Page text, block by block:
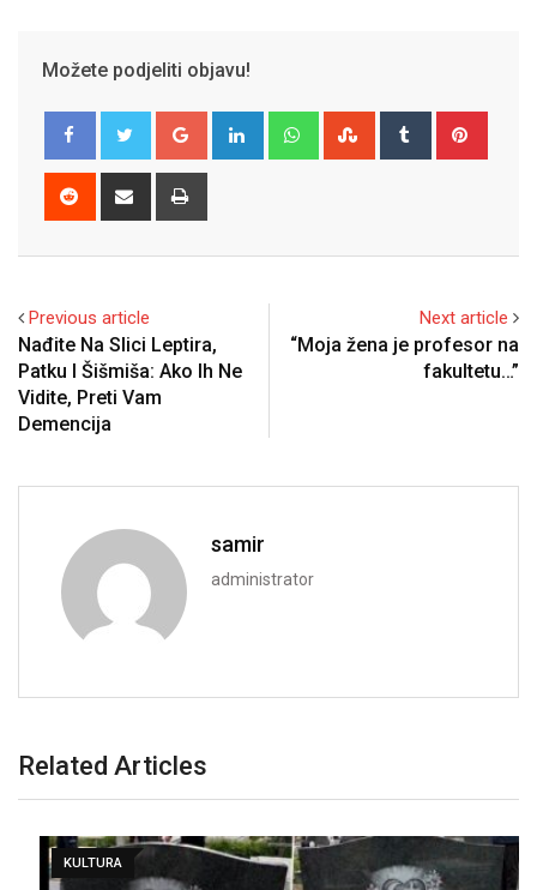
Možete podjeliti objavu!
Google+ LinkedIn WhatsappStumbleUpon
Tumblr
Reddit
Share
Previous article
Nađite Na Slici Leptira,
Patku I Šišmiša: Ako Ih Ne
Vidite, Preti Vam
Demencija
Next article
“Moja žena je profesor na
fakultetu…”
samir
administrator
Related Articles
KULTURA